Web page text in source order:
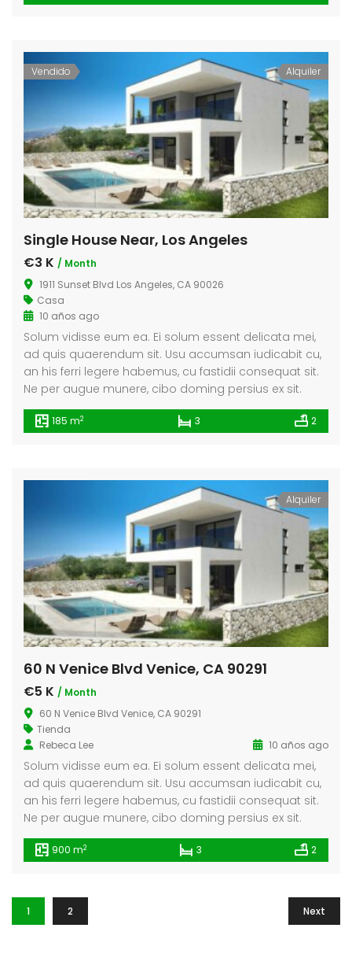
Vendido Alquiler
Single House Near, Los Angeles
€3 K / Month
1911 Sunset Blvd Los Angeles, CA 90026
Casa
10 años ago
Solum vidisse eum ea. Ei solum essent delicata mei,
ad quis quaerendum sit. Usu accumsan iudicabit cu,
an his ferri legere habemus, cu fastidii consequat sit.
Ne per augue munere, cibo doming persius ex sit.
185 m2 3 2
Alquiler
60 N Venice Blvd Venice, CA 90291
€5 K / Month
60 N Venice Blvd Venice, CA 90291
Tienda
Rebeca Lee
10 años ago
Solum vidisse eum ea. Ei solum essent delicata mei,
ad quis quaerendum sit. Usu accumsan iudicabit cu,
an his ferri legere habemus, cu fastidii consequat sit.
Ne per augue munere, cibo doming persius ex sit.
900 m2 3 2
1 2 Next